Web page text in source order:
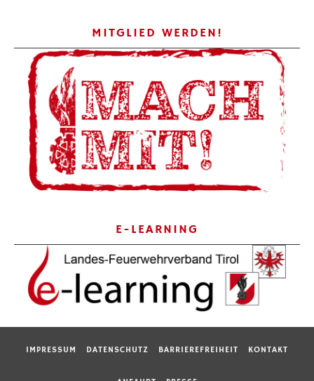
MITGLIED WERDEN!
E-LEARNING
IMPRESSUM DATENSCHUTZ BARRIEREFREIHEIT KONTAKT